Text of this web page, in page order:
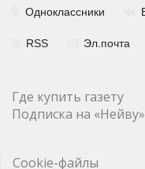
Одноклассники
RSS Эл.почта
Где купить газету
Подписка на «Нейву»
Cookie-файлы